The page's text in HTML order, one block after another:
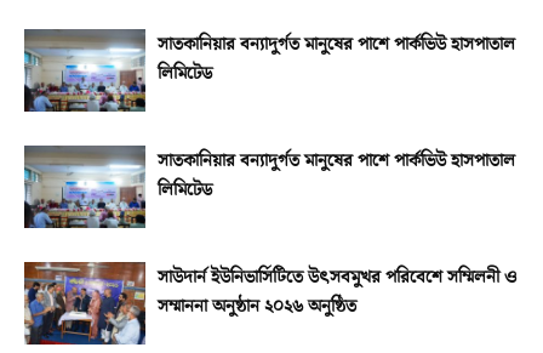
সাতকানিয়ার বন্যাদুর্গত মানুষের পাশে পার্কভিউ হাসপাতাল
লিমিটেড
সাতকানিয়ার বন্যাদুর্গত মানুষের পাশে পার্কভিউ হাসপাতাল
লিমিটেড
সাউদার্ন ইউনিভার্সিটিতে উৎসবমুখর পরিবেশে সম্মিলনী ও
সম্মাননা অনুষ্ঠান ২০২৬ অনুষ্ঠিত